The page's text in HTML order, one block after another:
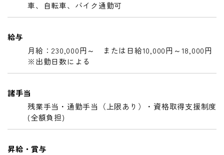
車、自転車、バイク通勤可
給与
月給：230,000円～ または日給10,000円～18,000円
※出勤日数による
諸手当
残業手当・通勤手当（上限あり）・資格取得支援制度
(全額負担)
昇給・賞与